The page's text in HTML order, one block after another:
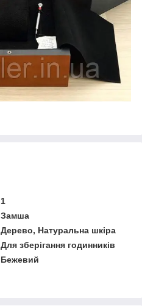
1
Замша
Дерево, Натуральна шкіра
Для зберігання годинників
Бежевий